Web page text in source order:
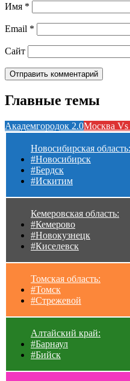
Имя *
Email *
Сайт
Главные темы
Академгородок 2.0Москва
Новосибирская область:
#Новосибирск
#Бердск
#Искитим
Кемеровская область:
#Кемерово
#Новокузнецк
#Киселевск
Томская область:
#Томск
#Стрежевой
Алтайский край:
#Барнаул
#Бийск